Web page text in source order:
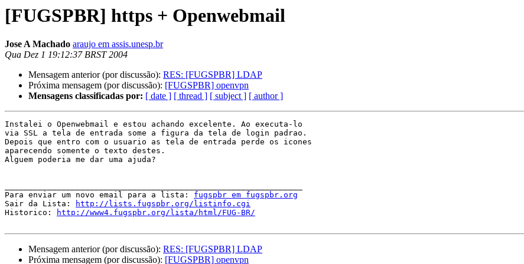
[FUGSPBR] https + Openwebmail
Jose A Machado araujo em assis.unesp.br
Qua Dez 1 19:12:37 BRST 2004
Mensagem anterior (por discussão): RES: [FUGSPBR] LDAP
Próxima mensagem (por discussão): [FUGSPBR] openvpn
Mensagens classificadas por: [ date ] [ thread ] [ subject ] [ author ]
Instalei o Openwebmail e estou achando excelente. Ao executa-lo
via SSL a tela de entrada some a figura da tela de login padrao.
Depois que entro com o usuario as tela de entrada perde os icones
aparecendo somente o texto destes.
Alguem poderia me dar uma ajuda?
Para enviar um novo email para a lista: fugspbr em fugspbr.org
Sair da Lista:
http://lists.fugspbr.org/listinfo.cgi
Historico:
http://www4.fugspbr.org/lista/html/FUG-BR/
Mensagem anterior (por discussão): RES: [FUGSPBR] LDAP
Próxima mensagem (por discussão): [FUGSPBR] openvpn